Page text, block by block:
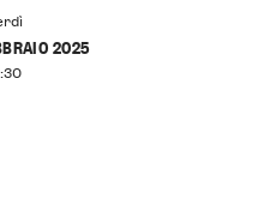
2025